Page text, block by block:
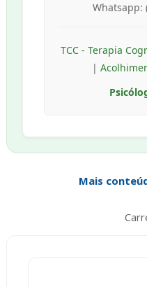
Whatsapp:
TCC - Terapia
|
Mais